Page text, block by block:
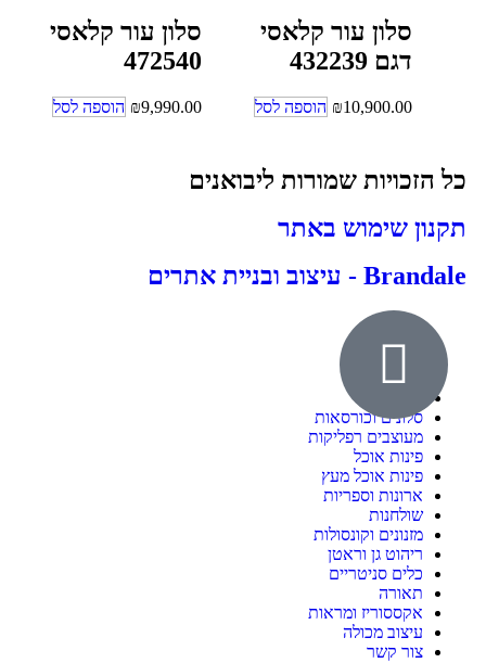
סלון עור קלאסי
דגם 432239
₪10,900.00 הוספה לסל
סלון עור קלאסי
472540
₪9,990.00 הוספה לסל
כל הזכויות שמורות ליבואנים
תקנון שימוש באתר
Brandale - עיצוב ובניית אתרים
ילדים ונוער
סלונים וכורסאות
מעוצבים רפליקות
פינות אוכל
פינות אוכל מעץ
ארונות וספריות
שולחנות
מזנונים וקונסולות
ריהוט גן וראטן
כלים סניטריים
תאורה
אקססוריז ומראות
עיצוב מכולה
צור קשר